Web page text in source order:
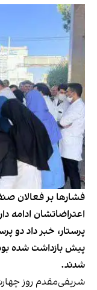
فشارها بر فعالان
اعتراضاتشان ادامه
پرستار، خبر داد دو
شدند.
شریفی‌مقدم روز